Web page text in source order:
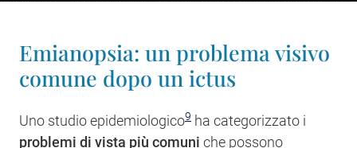
Emianopsia: un problema visivo
comune dopo un ictus
Uno studio epidemiologico9 ha categorizzato i
problemi di vista più comuni che possono